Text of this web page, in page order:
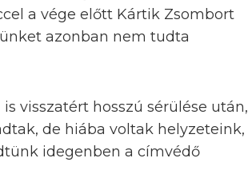
a vége előtt Kártik Zsombort
azonban nem tudta
visszatért hosszú sérülése után,
de hiába voltak helyzeteink,
idegenben a címvédő